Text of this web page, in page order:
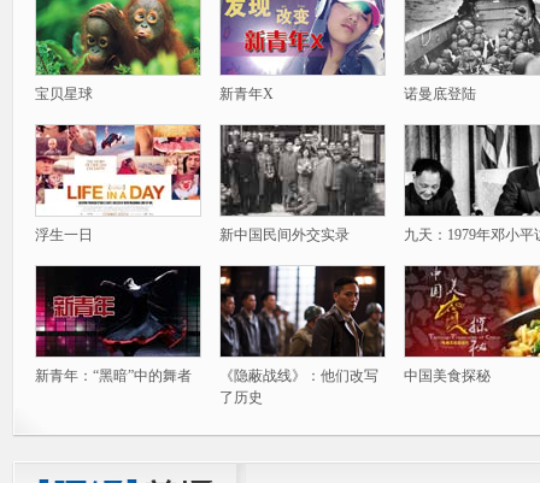
宝贝星球 新青年X 诺曼底登陆
浮生一日 新中国民间外交实录 九天：1979年邓小平
新青年：“黑暗”中的舞者
《隐蔽战线》：他们改写
了历史
中国美食探秘